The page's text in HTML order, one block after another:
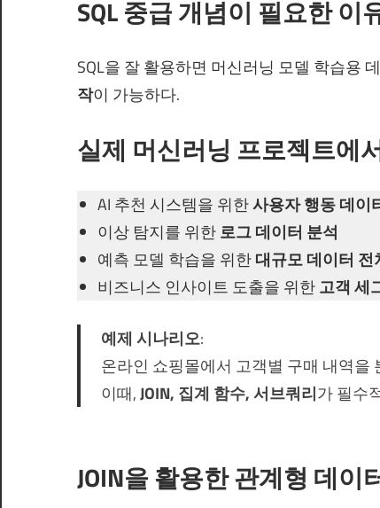
SQL 중급 개념이 필요한 이
SQL을 잘 활용하면 머신러닝 모델 학습용
작이 가능하다.
실제 머신러닝 프로젝트에
AI 추천 시스템을 위한사용자 행동 데이
이상 탐지를 위한로그 데이터 분석
예측 모델 학습을 위한대규모 데이터 전
비즈니스 인사이트 도출을 위한고객 세
예제 시나리오:
온라인 쇼핑몰에서 고객별 구매 내역을
이때,JOIN, 집계 함수, 서브쿼리가 필수
JOIN을 활용한 관계형 데이